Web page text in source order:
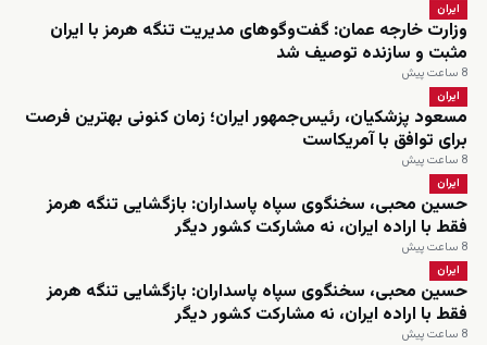
ایران
وزارت خارجه عمان: گفت‌وگوهای مدیریت تنگه هرمز با ایران
مثبت و سازنده توصیف شد
8 ساعت پیش
ایران
مسعود پزشکیان، رئیس‌جمهور ایران؛ زمان کنونی بهترین فرصت
برای توافق با آمریکاست
8 ساعت پیش
ایران
حسین محبی، سخنگوی سپاه پاسداران: بازگشایی تنگه هرمز
فقط با اراده ایران، نه مشارکت کشور دیگر
8 ساعت پیش
ایران
حسین محبی، سخنگوی سپاه پاسداران: بازگشایی تنگه هرمز
فقط با اراده ایران، نه مشارکت کشور دیگر
8 ساعت پیش